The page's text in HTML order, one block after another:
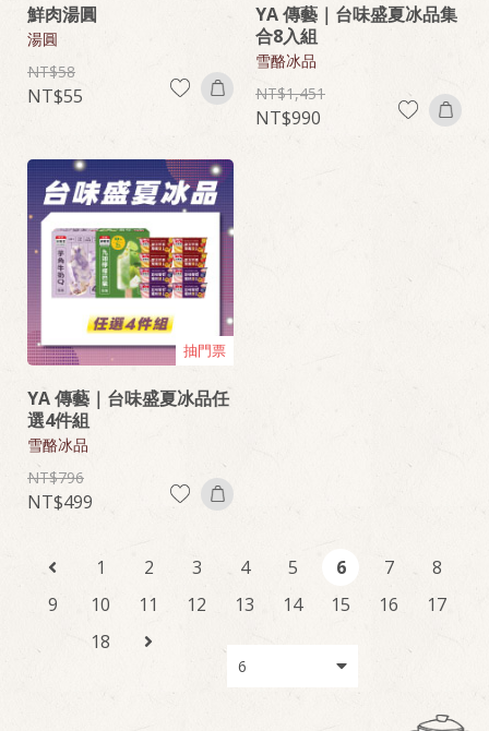
鮮肉湯圓
湯圓
58
55
YA 傳藝｜台味盛夏冰品集
合8入組
雪酪冰品
1,451
990
抽門票
YA 傳藝｜台味盛夏冰品任
選4件組
雪酪冰品
796
499
1 2 3 4 5 6 7
8
9
10 11 12 13 14 15 16
17
18